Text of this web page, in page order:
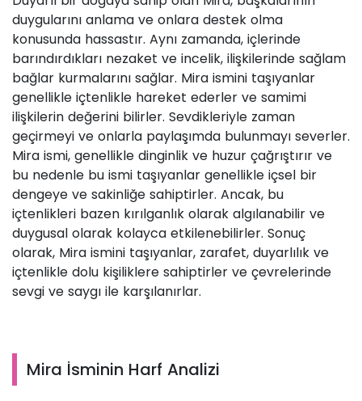
duygularını anlama ve onlara destek olma
konusunda hassastır. Aynı zamanda, içlerinde
barındırdıkları nezaket ve incelik, ilişkilerinde sağlam
bağlar kurmalarını sağlar. Mira ismini taşıyanlar
genellikle içtenlikle hareket ederler ve samimi
ilişkilerin değerini bilirler. Sevdikleriyle zaman
geçirmeyi ve onlarla paylaşımda bulunmayı severler.
Mira ismi, genellikle dinginlik ve huzur çağrıştırır ve
bu nedenle bu ismi taşıyanlar genellikle içsel bir
dengeye ve sakinliğe sahiptirler. Ancak, bu
içtenlikleri bazen kırılganlık olarak algılanabilir ve
duygusal olarak kolayca etkilenebilirler. Sonuç
olarak, Mira ismini taşıyanlar, zarafet, duyarlılık ve
içtenlikle dolu kişiliklere sahiptirler ve çevrelerinde
sevgi ve saygı ile karşılanırlar.
Mira İsminin Harf Analizi